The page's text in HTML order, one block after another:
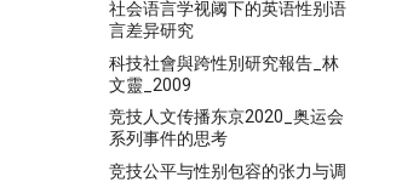
社会语言学视阈下的英语性别语
言差异研究
科技社會與跨性別研究報告_林
文靈_2009
竞技人文传播东京2020_奥运会
系列事件的思考
竞技公平与性别包容的张力与调